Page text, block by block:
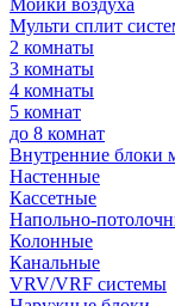
Мойки воздуха
Мульти сплит
2 комнаты
3 комнаты
4 комнаты
5 комнат
до 8 комнат
Внутренние блоки
Настенные
Кассетные
Напольно-
Колонные
Канальные
VRV/VRF системы